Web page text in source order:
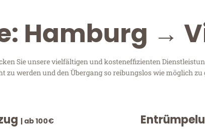
Hamburg →
Sie unsere vielfältigen und kosteneffizienten
werden und den Übergang so reibungslos wie möglich zu
| ab 100€